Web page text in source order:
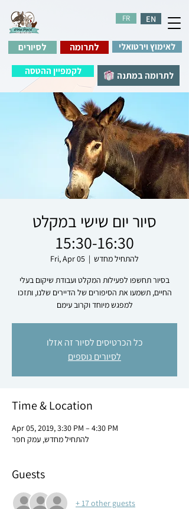
EN
FR
לתרומה לאימוץ וירטואלי
לתרומה במתנה
לסיורים
לקמפיין ההטסה
סיור יום שישי במקלט
15:30-16:30
Fri, Apr 05
  |
להתחיל מחדש
בסיור תחשפו לפעילות המקלט ועבודת שיקום בעלי
החיים, תשמעו את הסיפורים של הדיירים שלנו, ותזכו
למפגש מיוחד וקרוב עימם
כל הכרטיסים לסיור זה אזלו
לסיורים נוספים
Time & Location
Apr 05, 2019, 3:30 PM – 4:30 PM
להתחיל מחדש, עמק חפר
Guests
+ 17 other guests